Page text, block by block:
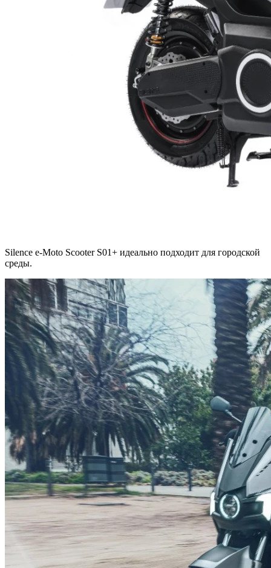
Silence e-Moto Scooter S01+ идеально подходит для городской
среды.